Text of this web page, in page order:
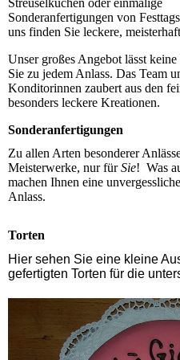
Streuselkuchen oder einmalige
Sonderanfertigungen von
uns finden Sie leckere,
Unser großes Angebot lässt
Sie zu jedem Anlass. Das Team
Konditorinnen zaubert aus den
besonders leckere Kreationen.
Sonderanfertigungen
Zu allen Arten besonderer
Meisterwerke, nur fürSie! Was
machen Ihnen eine
Anlass.
Torten
Hier sehen Sie eine kleine
gefertigten Torten für die